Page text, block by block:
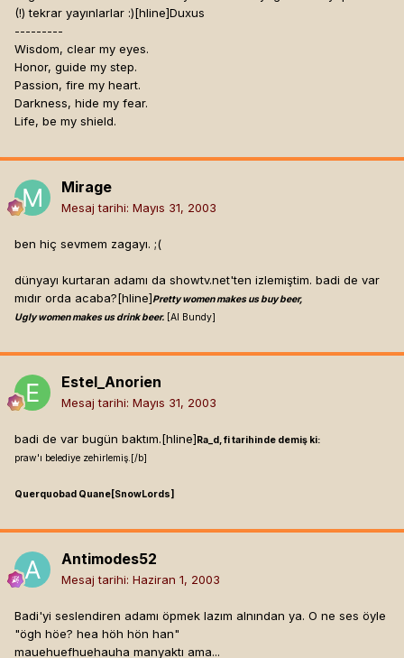
(!) tekrar yayınlarlar :)[hline]Duxus
---------
Wisdom, clear my eyes.
Honor, guide my step.
Passion, fire my heart.
Darkness, hide my fear.
Life, be my shield.
Mirage
Mesaj tarihi: Mayıs 31, 2003
ben hiç sevmem zagayı. ;(
dünyayı kurtaran adamı da showtv.net'ten izlemiştim. badi de var
mıdır orda acaba?[hline]Pretty women makes us buy beer,
Ugly women makes us drink beer. [Al Bundy]
Estel_Anorien
Mesaj tarihi: Mayıs 31, 2003
badi de var bugün baktım.[hline] Ra_d, fi tarihinde demiş ki:
praw'ı belediye zehirlemiş.[/b]
Querquobad Quane[SnowLords]
Antimodes52
Mesaj tarihi: Haziran 1, 2003
Badi'yi seslendiren adamı öpmek lazım alnından ya. O ne ses öyle
"ögh höe? hea höh hön han"
mauehuefhuehauha manyaktı ama...